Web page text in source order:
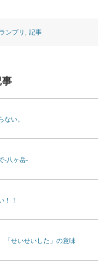
ンプリ , 記事
事
ない。
-八ヶ岳-
！！
「せいせいした」の意味